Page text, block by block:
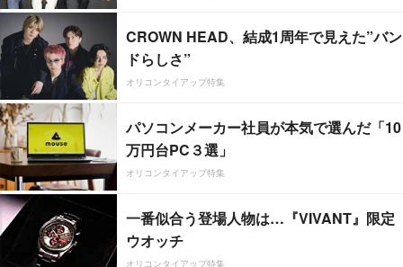
CROWN HEAD、結成1周年で見えた”バン
ドらしさ”
オリコンタイアップ特集
パソコンメーカー社員が本気で選んだ「10
万円台PC３選」
オリコンタイアップ特集
一番似合う登場人物は…『VIVANT』限定
ウオッチ
オリコンタイアップ特集